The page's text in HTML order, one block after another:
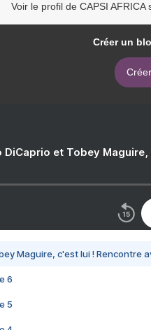
Voir le profil de CAPSI AFRICA
Créer un
DiCaprio et Tobey
Maguire, c'est lui ! Rencontre
6
5